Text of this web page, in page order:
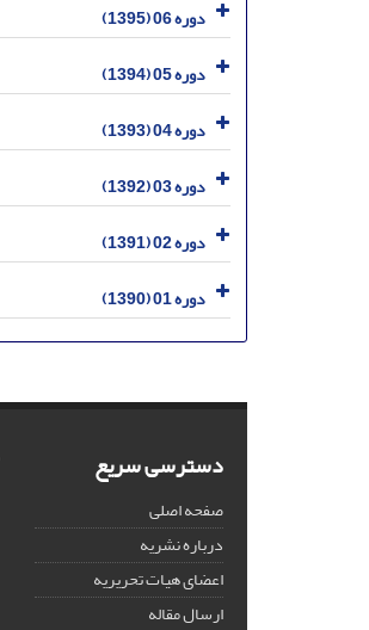
دوره 06 (1395)
دوره 05 (1394)
دوره 04 (1393)
دوره 03 (1392)
دوره 02 (1391)
دوره 01 (1390)
دسترسی سریع
صفحه اصلی
درباره نشریه
اعضای هیات تحریریه
ارسال مقاله